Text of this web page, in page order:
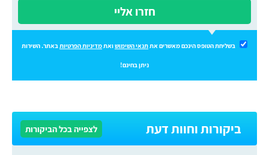
חזרו אליי
בשליחת הטופס הינכם מאשרים אתתנאי השימושואתמדיניות הפרטיותבאתר. השירות
ניתן בחינם!
ביקורות וחוות דעת לצפייה בכל הביקורות